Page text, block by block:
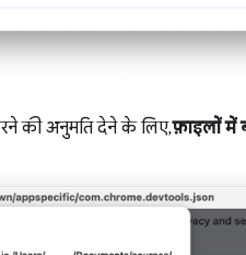
की अनुमति देने के लिए,फ़ाइलों में